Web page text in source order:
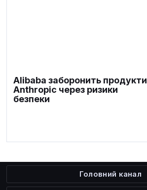
Alibaba заборонить продукти
Anthropic через ризики
безпеки
Головний канал